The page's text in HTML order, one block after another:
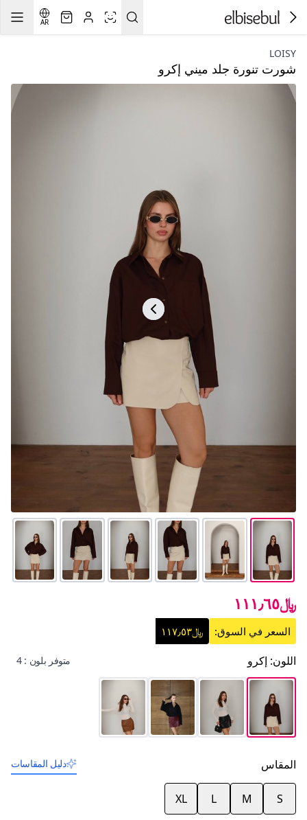
AR
LOISY
شورت تنورة جلد ميني إكرو
﷼١١١٫٦٥
السعر في السوق: ﷼١١٧٫٥٣
اللون: إكرو متوفر بلون : 4
المقاس دليل المقاسات
S
M
L
XL